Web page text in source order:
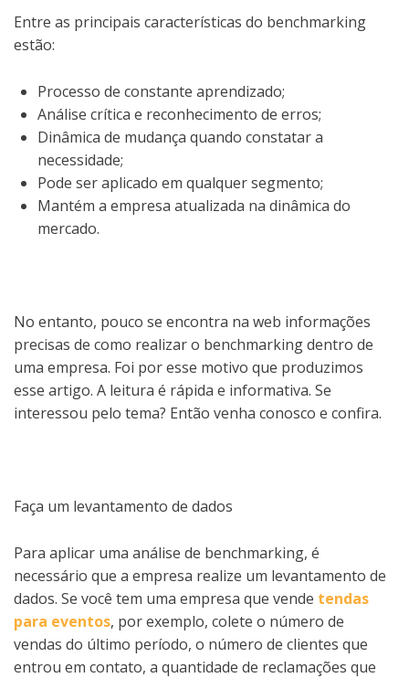
Entre as principais características do benchmarking
estão:
Processo de constante aprendizado;
Análise crítica e reconhecimento de erros;
Dinâmica de mudança quando constatar a
necessidade;
Pode ser aplicado em qualquer segmento;
Mantém a empresa atualizada na dinâmica do
mercado.
No entanto, pouco se encontra na web informações
precisas de como realizar o benchmarking dentro de
uma empresa. Foi por esse motivo que produzimos
esse artigo. A leitura é rápida e informativa. Se
interessou pelo tema? Então venha conosco e confira.
Faça um levantamento de dados
Para aplicar uma análise de benchmarking, é
necessário que a empresa realize um levantamento de
dados. Se você tem uma empresa que vende tendas
para eventos, por exemplo, colete o número de
vendas do último período, o número de clientes que
entrou em contato, a quantidade de reclamações que